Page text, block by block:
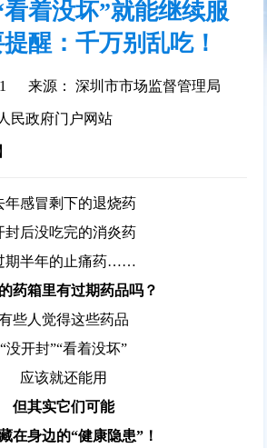
着没坏”就能继续服
醒：千万别乱吃！
来源： 深圳市市场监督管理局
民政府门户网站
】
年感冒剩下的退烧药
封后没吃完的消炎药
期半年的止痛药……
药箱里有过期药品吗？
些人觉得这些药品
“没开封”“看着没坏”
应该就还能用
但其实它们可能
在身边的“健康隐患”！